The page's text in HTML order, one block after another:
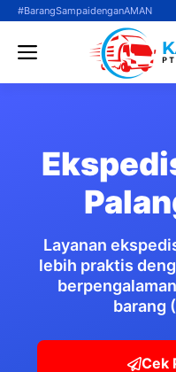
Langsung
#BarangSampaidenganAMAN
Menu
Layanan
lebih praktis
barang
Cek